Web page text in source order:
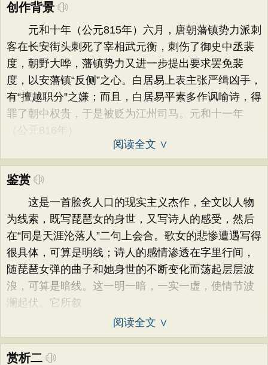
创作背景
元和十年（公元815年）六月，唐朝藩镇势力派刺
客在长安街头刺死了宰相武元衡，刺伤了御史中丞裴
度，朝野大哗，藩镇势力又进一步提出要求罢免裴
度，以安藩镇“反侧”之心。白居易上表主张严缉凶手，
有“擅越职分”之嫌；而且，白居易平素多作讽喻诗，得
罪了朝中权贵，于是被贬为江州司马。元和十一年
（公元816年）
阅读全文 ∨
鉴赏
这是一首脍炙人口的现实主义杰作，全文以人物
为线索，既写琵琶女的身世，又写诗人的感受，然后
在“同是天涯沦落人”二句上会合。歌女的悲惨遭遇写得
很具体，可算是明线；诗人的感情渗透在字里行间，
随琵琶女弹的曲子和她身世的不断变化而荡起层层波
浪，可算是暗线。这一明一暗，一实一虚，使情节波
澜起伏。它所叙
阅读全文 ∨
赏析二